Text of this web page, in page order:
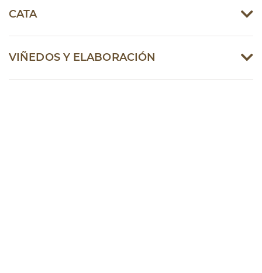
CATA
VIÑEDOS Y ELABORACIÓN